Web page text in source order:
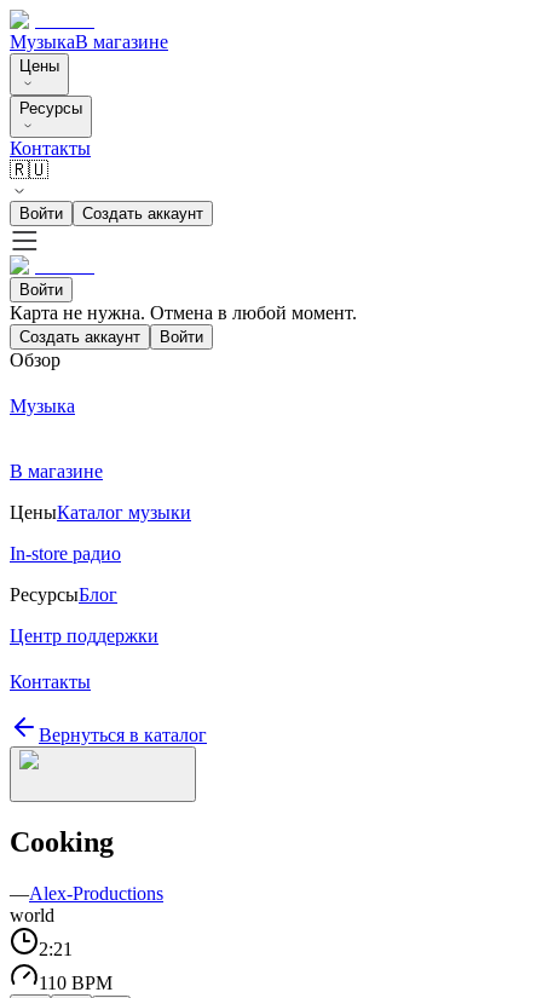
МузыкаВ магазине
Цены
Ресурсы
Контакты
🇷🇺
Войти Создать аккаунт
Войти
Карта не нужна. Отмена в любой момент.
Создать аккаунт Войти
Обзор
Музыка
В магазине
ЦеныКаталог музыки
In-store радио
РесурсыБлог
Центр поддержки
Контакты
Вернуться в каталог
Cooking
—Alex-Productions
world
2:21
110 BPM